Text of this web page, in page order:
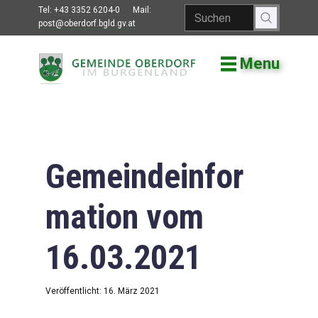
Tel: +43 3352 6204-0
Mail:
post@oberdorf.bgld.gv.at
Menu
Willkommen
Gemeindeamt
Gemeinderat
Bildung
Vereine
Gemeindeinfor
mation vom
16.03.2021
Veröffentlicht: 16. März 2021